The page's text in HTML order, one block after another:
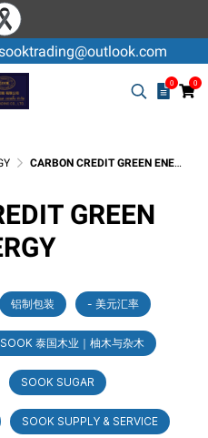
0 0
CARBON CREDIT GREEN ENERGY
GREEN
铝制包装 - 美元汇率
泰国木业｜柚木与杂木
SOOK SUGAR
SOOK SUPPLY & SERVICE